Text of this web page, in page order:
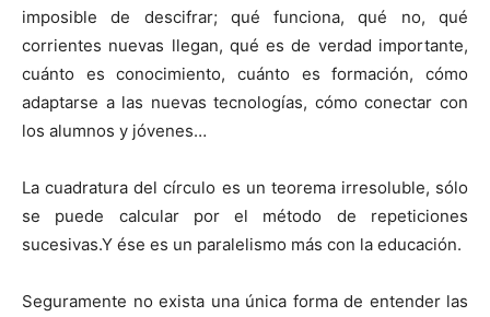
imposible de descifrar; qué funciona, qué no, qué
corrientes nuevas llegan, qué es de verdad importante,
cuánto es conocimiento, cuánto es formación, cómo
adaptarse a las nuevas tecnologías, cómo conectar con
los alumnos y jóvenes…
La cuadratura del círculo es un teorema irresoluble, sólo
se puede calcular por el método de repeticiones
sucesivas.Y ése es un paralelismo más con la educación.
Seguramente no exista una única forma de entender las